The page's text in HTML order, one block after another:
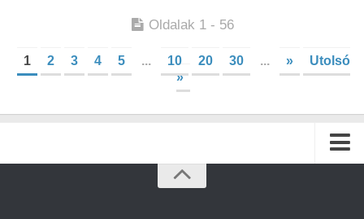
Oldalak 1 - 56
1 2 3 4 5 ... 10 20 30 ... »
Utolsó
»